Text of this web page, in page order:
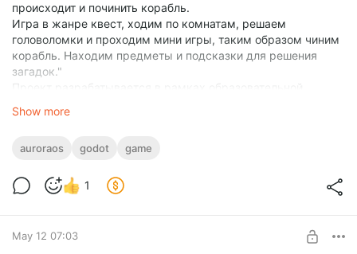
происходит и починить корабль.
Игра в жанре квест, ходим по комнатам, решаем
головоломки и проходим мини игры, таким образом чиним
корабль. Находим предметы и подсказки для решения
загадок."
Проект разрабатывается в рамках образовательной
Репозиторий проекта на GitHub
Желаю авторам проекта скорее довести задуманное до
Ждем релиза в RuStor
Устройство на видео:
Show more
auroraos godot game
1
May 12 07:03